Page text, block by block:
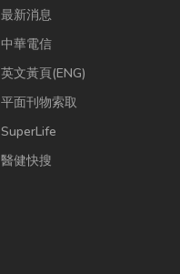
最新消息
中華電信
英文黃頁(ENG)
平面刊物索取
SuperLife
醫健快搜